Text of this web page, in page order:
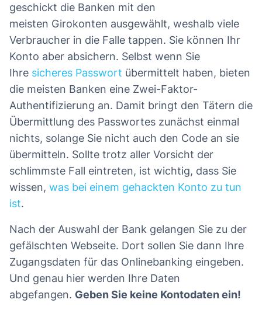
geschickt die Banken mit den
meisten Girokonten ausgewählt, weshalb viele
Verbraucher in die Falle tappen. Sie können Ihr
Konto aber absichern. Selbst wenn Sie
Ihre sicheres Passwort übermittelt haben, bieten
die meisten Banken eine Zwei-Faktor-
Authentifizierung an. Damit bringt den Tätern die
Übermittlung des Passwortes zunächst einmal
nichts, solange Sie nicht auch den Code an sie
übermitteln. Sollte trotz aller Vorsicht der
schlimmste Fall eintreten, ist wichtig, dass Sie
wissen, was bei einem gehackten Konto zu tun
ist.
Nach der Auswahl der Bank gelangen Sie zu der
gefälschten Webseite. Dort sollen Sie dann Ihre
Zugangsdaten für das Onlinebanking eingeben.
Und genau hier werden Ihre Daten
abgefangen. Geben Sie keine Kontodaten ein!